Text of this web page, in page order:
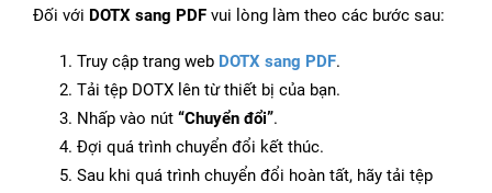
Đối với DOTX sang PDF vui lòng làm theo các bước sau:
Truy cập trang web DOTX sang PDF.
Tải tệp DOTX lên từ thiết bị của bạn.
Nhấp vào nút “Chuyển đổi”.
Đợi quá trình chuyển đổi kết thúc.
Sau khi quá trình chuyển đổi hoàn tất, hãy tải tệp